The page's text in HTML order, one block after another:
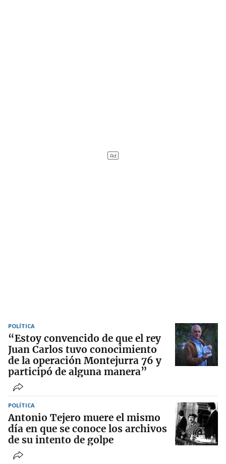
POLÍTICA
“Estoy convencido de que el rey
Juan Carlos tuvo conocimiento
de la operación Montejurra 76 y
participó de alguna manera”
POLÍTICA
Antonio Tejero muere el mismo
día en que se conoce los archivos
de su intento de golpe